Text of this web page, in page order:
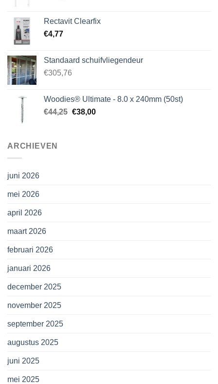
Rectavit Clearfix
€4,77
Standaard schuifvliegendeur
€305,76
Woodies® Ultimate - 8.0 x 240mm (50st)
€44,25 Oorspronkelijke
€38,00Huidige
ARCHIEVEN
juni 2026
mei 2026
april 2026
maart 2026
februari 2026
januari 2026
december 2025
november 2025
september 2025
augustus 2025
juni 2025
mei 2025